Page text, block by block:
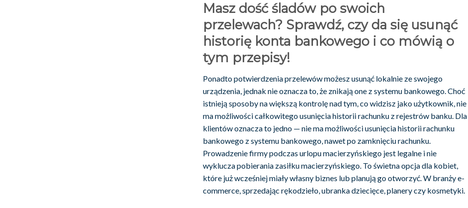
Masz dość śladów po swoich
przelewach? Sprawdź, czy da się usunąć
historię konta bankowego i co mówią o
tym przepisy!
Ponadto potwierdzenia przelewów możesz usunąć lokalnie ze swojego
urządzenia, jednak nie oznacza to, że znikają one z systemu bankowego. Choć
istnieją sposoby na większą kontrolę nad tym, co widzisz jako użytkownik, nie
ma możliwości całkowitego usunięcia historii rachunku z rejestrów banku. Dla
klientów oznacza to jedno — nie ma możliwości usunięcia historii rachunku
bankowego z systemu bankowego, nawet po zamknięciu rachunku.
Prowadzenie firmy podczas urlopu macierzyńskiego jest legalne i nie
wyklucza pobierania zasiłku macierzyńskiego. To świetna opcja dla kobiet,
które już wcześniej miały własny biznes lub planują go otworzyć. W branży e-
commerce, sprzedając rękodzieło, ubranka dziecięce, planery czy kosmetyki.